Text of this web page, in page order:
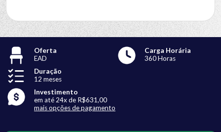
Oferta
EAD
Carga Horária
360 Horas
Duração
12 meses
Investimento
em até 24x de R$631,00
mais opções de pagamento